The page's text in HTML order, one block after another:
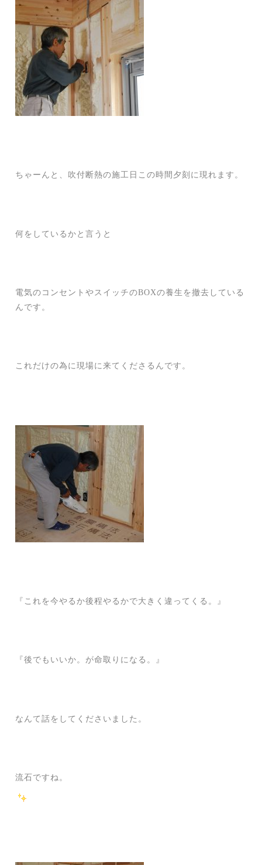
ちゃーんと、吹付断熱の施工日この時間夕刻に現れます。
何をしているかと言うと
電気のコンセントやスイッチのBOXの養生を撤去している
んです。
これだけの為に現場に来てくださるんです。
『これを今やるか後程やるかで大きく違ってくる。』
『後でもいいか。が命取りになる。』
なんて話をしてくださいました。
流石ですね。